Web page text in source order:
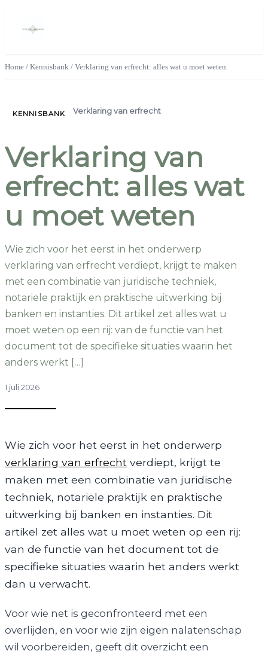
Home / Kennisbank / Verklaring van erfrecht: alles wat u moet weten
KENNISBANK Verklaring van erfrecht
Verklaring van
erfrecht: alles wat
u moet weten
Wie zich voor het eerst in het onderwerp
verklaring van erfrecht verdiept, krijgt te maken
met een combinatie van juridische techniek,
notariële praktijk en praktische uitwerking bij
banken en instanties. Dit artikel zet alles wat u
moet weten op een rij: van de functie van het
document tot de specifieke situaties waarin het
anders werkt […]
1 juli 2026
Wie zich voor het eerst in het onderwerp
verklaring van erfrecht verdiept, krijgt te
maken met een combinatie van juridische
techniek, notariële praktijk en praktische
uitwerking bij banken en instanties. Dit
artikel zet alles wat u moet weten op een rij:
van de functie van het document tot de
specifieke situaties waarin het anders werkt
dan u verwacht.
Voor wie net is geconfronteerd met een
overlijden, en voor wie zijn eigen nalatenschap
wil voorbereiden, geeft dit overzicht een